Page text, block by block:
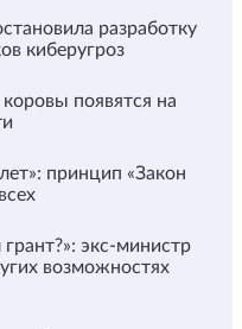
разработку
киберугроз
появятся на
принцип «Закон
экс-министр
возможностях